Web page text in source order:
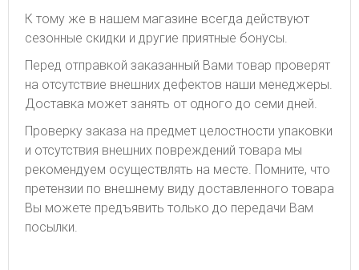
К тому же в нашем магазине всегда действуют
сезонные скидки и другие приятные бонусы.
Перед отправкой заказанный Вами товар проверят
на отсутствие внешних дефектов наши менеджеры.
Доставка может занять от одного до семи дней.
Проверку заказа на предмет целостности упаковки
и отсутствия внешних повреждений товара мы
рекомендуем осуществлять на месте. Помните, что
претензии по внешнему виду доставленного товара
Вы можете предъявить только до передачи Вам
посылки.